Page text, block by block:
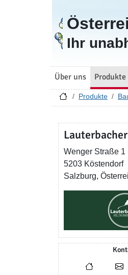
Zur Startseite
Ihr
Über uns Produkte
Produkte
Wenger Straße 1
5203 Köstendorf
Salzburg,